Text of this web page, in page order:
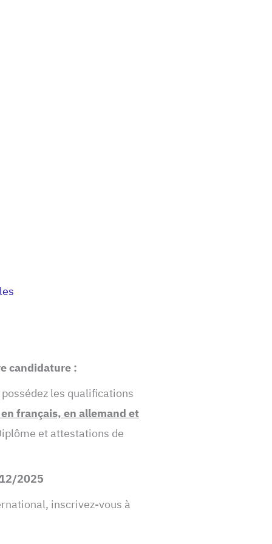
:
les qualifications
en français, en allemand et
et attestations de
2025
inscrivez-vous à